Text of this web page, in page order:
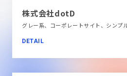
株式会社dotD
DETAIL